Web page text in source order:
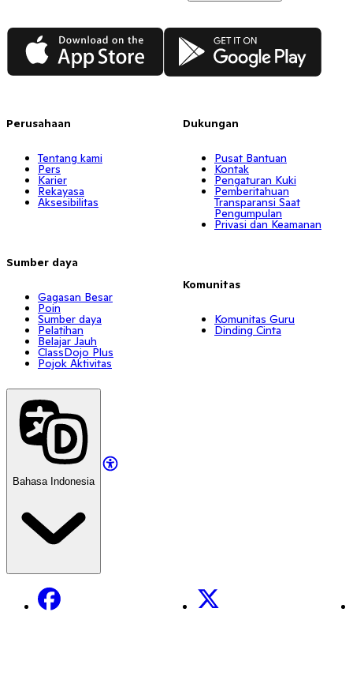
App Store Google Play
Perusahaan
Tentang kami
Pers
Karier
Rekayasa
Aksesibilitas
Sumber daya
Gagasan Besar
Poin
Sumber daya
Pelatihan
Belajar Jauh
ClassDojo Plus
Pojok Aktivitas
Dukungan
Pusat Bantuan
Kontak
Pengaturan Kuki
Pemberitahuan
Transparansi Saat
Pengumpulan
Privasi dan Keamanan
Komunitas
Komunitas Guru
Dinding Cinta
Bahasa Indonesia
Facebook X